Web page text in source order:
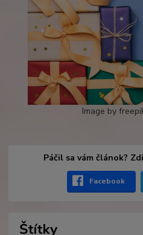
Image by
Páčil sa vám článok?
Facebook
Štítky